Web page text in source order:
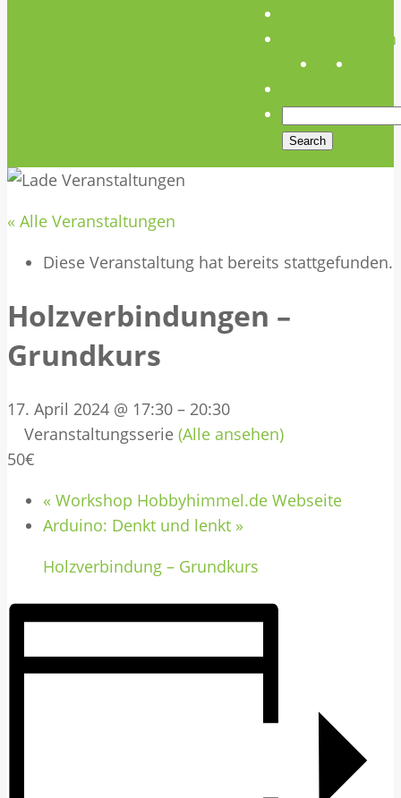
Öffnungszeiten
« Alle Veranstaltungen
Diese Veranstaltung hat bereits stattgefunden.
Holzverbindungen –
Grundkurs
17. April 2024 @ 17:30 – 20:30
Veranstaltungsserie (Alle ansehen)
50€
« Workshop Hobbyhimmel.de Webseite
Arduino: Denkt und lenkt »
Holzverbindung – Grundkurs